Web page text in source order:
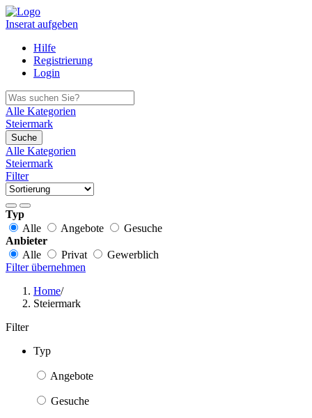
Inserat aufgeben
Hilfe
Registrierung
Login
Alle Kategorien
Steiermark
Suche
Alle Kategorien
Steiermark
Filter
Typ
Alle
Angebote
Gesuche
Anbieter
Alle
Privat
Gewerblich
Filter übernehmen
Home/
Steiermark
Filter
Typ
Angebote
Gesuche